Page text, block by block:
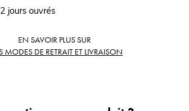
jours ouvrés
EN SAVOIR PLUS SUR
MODES DE RETRAIT ET LIVRAISON